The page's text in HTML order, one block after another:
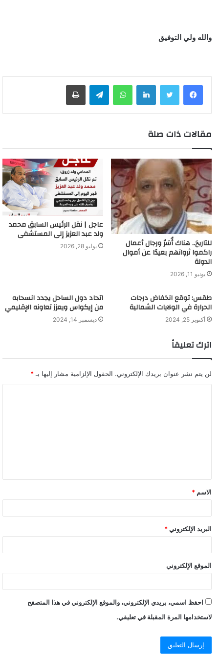
والله ولي التوفيق
لينكدإن واتساب
مقالات ذات صلة
للتاريخ.. هناك أُسَرٌ ورجال أعمال
راكموا ثرواتهم بعيدًا عن أموال
الدولة
يونيو 11, 2026
عاجل | نقل الرئيس السابق محمد
ولد عبد العزيز إلى المستشفى
يوليو 28, 2026
طقس: توقع انخفاض درجات
الحرارة في الولايات الشمالية
أكتوبر 25, 2024
اتحاد دول الساحل يجدد انسحابه
من إيكواس ويعزز تعاونه الإقليمي
ديسمبر 14, 2024
اترك تعليقاً
لن يتم نشر عنوان بريدك الإلكتروني. الحقول الإلزامية مشار إليها بـ *
ق
*
الاسم *
البريد الإلكتروني *
الموقع الإلكتروني
احفظ اسمي، بريدي الإلكتروني، والموقع الإلكتروني في هذا المتصفح
لاستخدامها المرة المقبلة في تعليقي.